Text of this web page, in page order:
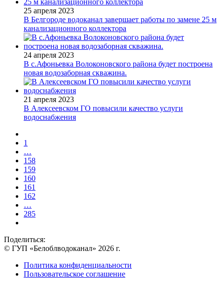
25 апреля 2023
В Белгороде водоканал завершает работы по замене 25 м
канализационного коллектора
24 апреля 2023
В с.Афоньевка Волоконовского района будет построена
новая водозаборная скважина.
21 апреля 2023
В Алексеевском ГО повысили качество услуги
водоснабжения
1
…
158
159
160
161
162
…
285
Поделиться:
© ГУП «Белоблводоканал» 2026 г.
Политика конфиденциальности
Пользовательское соглашение